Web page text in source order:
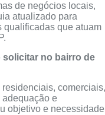
de negócios locais,
atualizado para
qualificadas que atuam
solicitar no bairro de
adequação e
objetivo e